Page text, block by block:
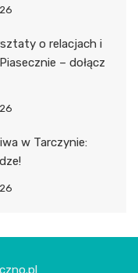
o relacjach i
– dołącz
w Tarczynie: